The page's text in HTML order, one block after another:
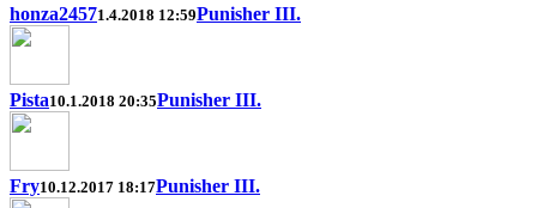
honza24571.4.2018 12:59Punisher III.
Pista10.1.2018 20:35Punisher III.
Fry10.12.2017 18:17Punisher III.